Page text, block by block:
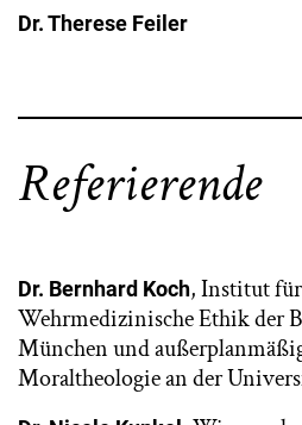
Dr. Therese Feiler
Referierende
Dr. Bernhard Koch, Institut für
Wehrmedizinische Ethik der
München und
Moraltheologie an der